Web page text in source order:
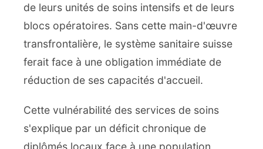
de leurs unités de soins intensifs et de leurs
blocs opératoires. Sans cette main-d'œuvre
transfrontalière, le système sanitaire suisse
ferait face à une obligation immédiate de
réduction de ses capacités d'accueil.
Cette vulnérabilité des services de soins
s'explique par un déficit chronique de
diplômés locaux face à une population